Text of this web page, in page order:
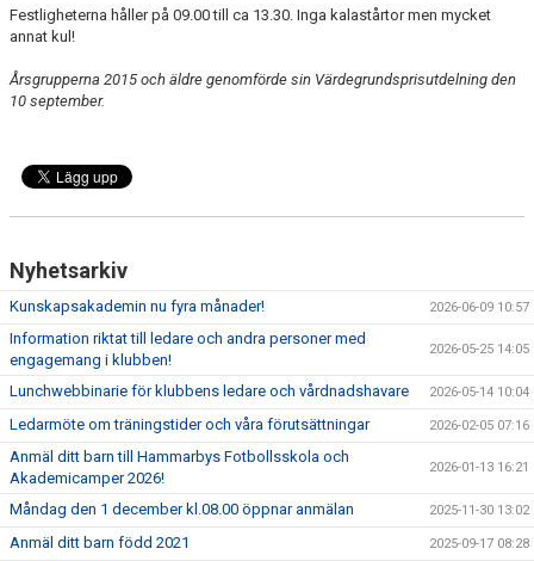
Festligheterna håller på 09.00 till ca 13.30. Inga kalastårtor men mycket
annat kul!
Årsgrupperna 2015 och äldre genomförde sin Värdegrundsprisutdelning den
10 september.
Nyhetsarkiv
Kunskapsakademin nu fyra månader! 2026-06-09 10:57
Information riktat till ledare och andra personer med
engagemang i klubben!
2026-05-25 14:05
Lunchwebbinarie för klubbens ledare och vårdnadshavare 2026-05-14 10:04
Ledarmöte om träningstider och våra förutsättningar 2026-02-05 07:16
Anmäl ditt barn till Hammarbys Fotbollsskola och
Akademicamper 2026!
2026-01-13 16:21
Måndag den 1 december kl.08.00 öppnar anmälan 2025-11-30 13:02
Anmäl ditt barn född 2021 2025-09-17 08:28